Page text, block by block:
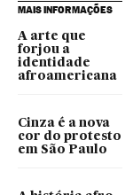
MAIS INFORMAÇÕES
A arte que
forjou a
identidade
afroamericana
Cinza é a nova
cor do protesto
em São Paulo